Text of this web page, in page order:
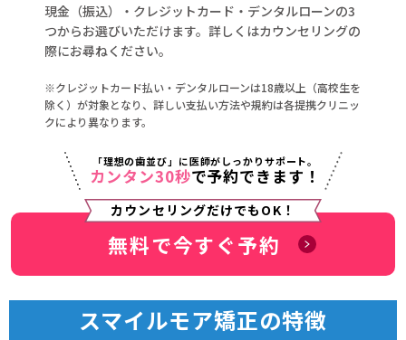
現金（振込）・クレジットカード・デンタルローンの3
つからお選びいただけます。詳しくはカウンセリングの
際にお尋ねください。
※クレジットカード払い・デンタルローンは18歳以上（高校生を
除く）が対象となり、詳しい支払い方法や規約は各提携クリニッ
クにより異なります。
「理想の歯並び」に医師がしっかりサポート。
カンタン30秒で予約できます！
カウンセリングだけでもOK！
無料で今すぐ予約
スマイルモア矯正の特徴